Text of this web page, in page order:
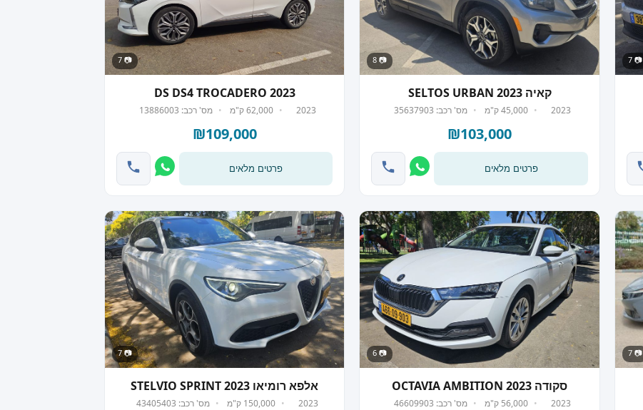
📷 7
📷 8
קאיה SELTOS URBAN 2023
2023 45,000 ק"מ מס' רכב: 35637903
₪103,000
פרטים מלאים
📷 7
DS DS4 TROCADERO 2023
2023 62,000 ק"מ מס' רכב: 13886003
₪109,000
פרטים מלאים
📷 7
📷 6
סקודה OCTAVIA AMBITION 2023
2023 56,000 ק"מ מס' רכב: 46609903
📷 7
אלפא רומיאו STELVIO SPRINT 2023
2023 150,000 ק"מ מס' רכב: 43405403